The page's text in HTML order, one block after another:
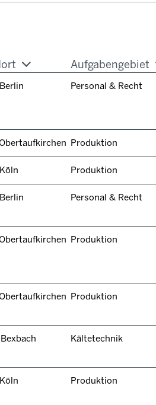
Aufgabengebiet
Personal & Recht
Produktion
Produktion
Personal & Recht
Produktion
Produktion
Kältetechnik
Produktion